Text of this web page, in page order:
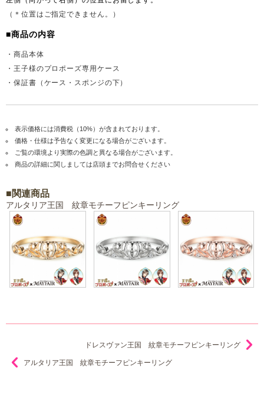
（＊位置はご指定できません。）
■商品の内容
・商品本体
・王子様のプロポーズ専用ケース
・保証書（ケース・スポンジの下）
表示価格には消費税（10%）が含まれております。
価格・仕様は予告なく変更になる場合がございます。
ご覧の環境より実際の色調と異なる場合がございます。
商品の詳細に関しましては店頭までお問合せください
■関連商品
アルタリア王国 紋章モチーフピンキーリング
ドレスヴァン王国 紋章モチーフピンキーリング
アルタリア王国 紋章モチーフピンキーリング